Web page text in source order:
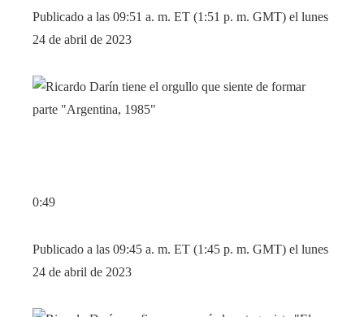
Publicado a las 09:51 a. m. ET (1:51 p. m. GMT) el lunes
24 de abril de 2023
0:49
Publicado a las 09:45 a. m. ET (1:45 p. m. GMT) el lunes
24 de abril de 2023